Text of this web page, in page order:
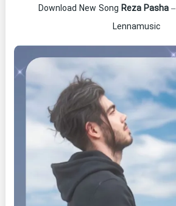
Download New Song Reza Pasha–
Lennamusic